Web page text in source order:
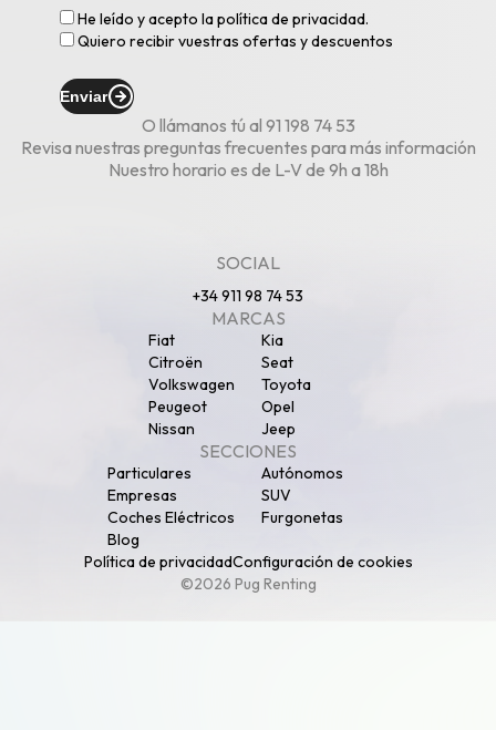
He leído y acepto lapolítica de privacidad.
Quiero recibir vuestras ofertas y descuentos
Enviar
O llámanos tú al 91 198 74 53
Revisa nuestras preguntas frecuentes para más información
Nuestro horario es de L-V de 9h a 18h
SOCIAL
+34 911 98 74 53
MARCAS
Fiat
Kia
Citroën
Seat
Volkswagen
Toyota
Peugeot
Opel
Nissan
Jeep
SECCIONES
Particulares
Autónomos
Empresas
SUV
Coches Eléctricos
Furgonetas
Blog
Política de privacidadConfiguración de cookies
©2026 Pug Renting